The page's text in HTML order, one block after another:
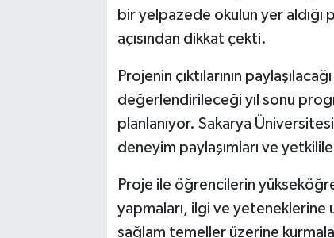
bir yelpazede okulun yer
açısından dikkat çekti.
Projenin çıktılarının
değerlendirileceği yıl sonu
planlanıyor. Sakarya
deneyim paylaşımları ve
Proje ile öğrencilerin
yapmaları, ilgi ve yeteneklerine
sağlam temeller üzerine